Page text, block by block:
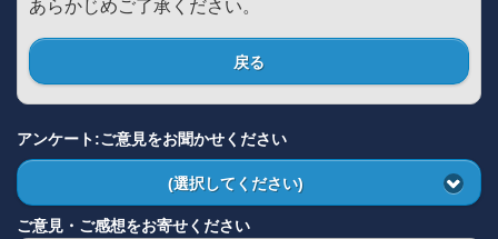
あらかじめご了承ください。
戻る
アンケート:ご意見をお聞かせください
(選択してください)
ご意見・ご感想をお寄せください